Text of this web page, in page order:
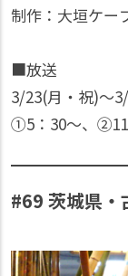
制作：大垣ケー
■放送
3/23(月・祝)〜
①5：30〜、
#69 茨城県・